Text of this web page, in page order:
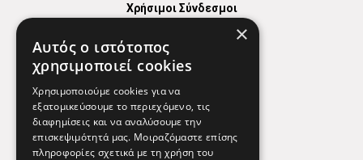
Χρήσιμοι Σύνδεσμοι
Χρήσιμα Τηλέφωνα
Εφημερεύοντα Φαρμακεία
Απόρρητο
×
Αυτός ο ιστότοπος
χρησιμοποιεί cookies
Χρησιμοποιούμε cookies για να
εξατομικεύσουμε το περιεχόμενο, τις
διαφημίσεις και να αναλύσουμε την
επισκεψιμότητά μας. Μοιραζόμαστε επίσης
πληροφορίες σχετικά με τη χρήση του